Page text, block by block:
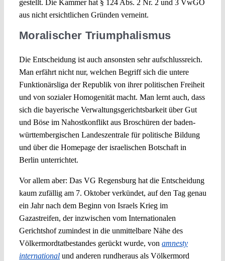
gestellt. Die Kammer hat § 124 Abs. 2 Nr. 2 und 3 VwGO
aus nicht ersichtlichen Gründen verneint.
Moralischer Triumphalismus
Die Entscheidung ist auch ansonsten sehr aufschlussreich.
Man erfährt nicht nur, welchen Begriff sich die untere
Funktionärsliga der Republik von ihrer politischen Freiheit
und von sozialer Homogenität macht. Man lernt auch, dass
sich die bayerische Verwaltungsgerichtsbarkeit über Gut
und Böse im Nahostkonflikt aus Broschüren der baden-
württembergischen Landeszentrale für politische Bildung
und über die Homepage der israelischen Botschaft in
Berlin unterrichtet.
Vor allem aber: Das VG Regensburg hat die Entscheidung
kaum zufällig am 7. Oktober verkündet, auf den Tag genau
ein Jahr nach dem Beginn von Israels Krieg im
Gazastreifen, der inzwischen vom Internationalen
Gerichtshof zumindest in die unmittelbare Nähe des
Völkermordtatbestandes gerückt wurde, von amnesty
internationalund anderen rundheraus als Völkermord